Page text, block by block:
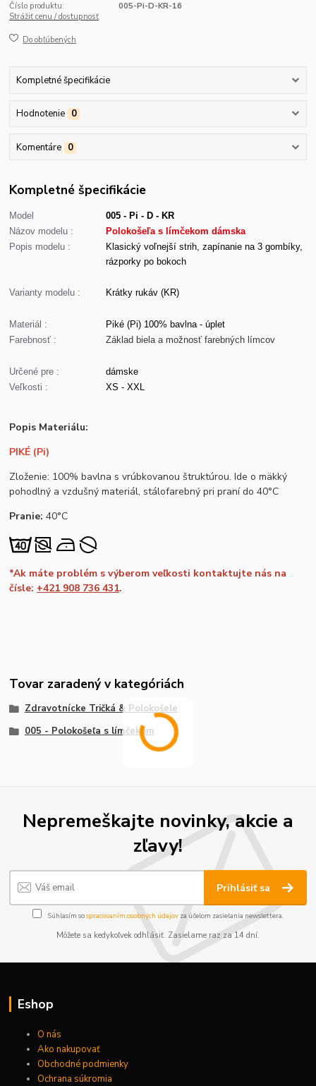
Číslo produktu:
005-Pi-D-KR-16
Strážiť cenu / dostupnosť
Do obľúbených
Kompletné špecifikácie
Hodnotenie 0
Komentáre 0
Kompletné špecifikácie
Model
005 - Pi - D - KR
Názov modelu :
Polokošeľa s límčekom dámska
Popis modelu :
Klasický voľnejší strih, zapínanie na 3 gombíky,
rázporky po bokoch
Varianty modelu : Krátky rukáv (KR)
Materiál :
Piké (Pi) 100% bavlna - úplet
Farebnosť :
Základ biela a možnosť farebných límcov
Určené pre :
dámske
Veľkosti :
XS - XXL
Popis Materiálu:
PIKÉ (Pi)
Zloženie: 100% bavlna s vrúbkovanou štruktúrou. Ide o mäkký
pohodlný a vzdušný materiál, stálofarebný pri praní do 40°C
Pranie:40°C
*Ak máte problém s výberom veľkosti kontaktujte nás na
čísle: +421 908 736 431.
Tovar zaradený v kategóriách
Zdravotnícke Tričká & Polokošele
005 - Polokošeľa s límčekom
Nepremeškajte novinky, akcie a
zľavy!
Prihlásiť sa
Súhlasím sospracovaním osobných údajov za účelom zasielania newslettera.
Môžete sa kedykoľvek odhlásiť. Zasielame raz za 14 dní.
Eshop
O nás
Ako nakupovať
Obchodné podmienky
Ochrana súkromia